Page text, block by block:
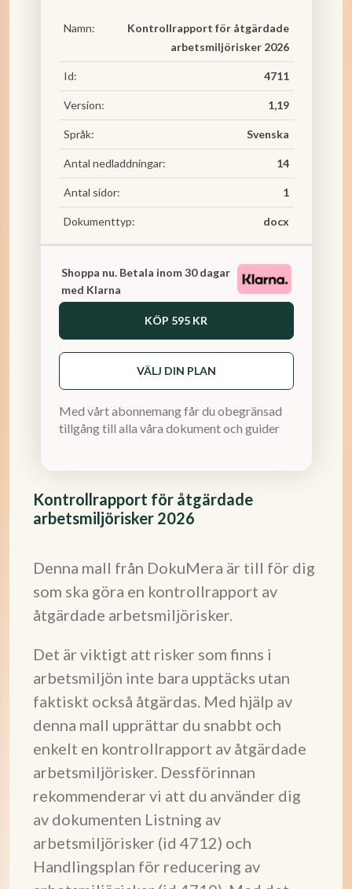
Kontrollrapport för åtgärdade
arbetsmiljörisker 2026
Denna mall från DokuMera är till för dig
som ska göra en kontrollrapport av
åtgärdade arbetsmiljörisker.
Det är viktigt att risker som finns i
arbetsmiljön inte bara upptäcks utan
faktiskt också åtgärdas. Med hjälp av
denna mall upprättar du snabbt och
enkelt en kontrollrapport av åtgärdade
arbetsmiljörisker. Dessförinnan
rekommenderar vi att du använder dig
av dokumenten Listning av
arbetsmiljörisker (id 4712) och
Handlingsplan för reducering av
Namn:
Kontrollrapport för åtgärdade
arbetsmiljörisker 2026
Id: 4711
Version: 1,19
Språk: Svenska
Antal nedladdningar: 14
Antal sidor: 1
Dokumenttyp: docx
Shoppa nu. Betala inom 30 dagar
med Klarna
KÖP 595 KR
VÄLJ DIN PLAN
Med vårt abonnemang får du obegränsad
tillgång till alla våra dokument och guider